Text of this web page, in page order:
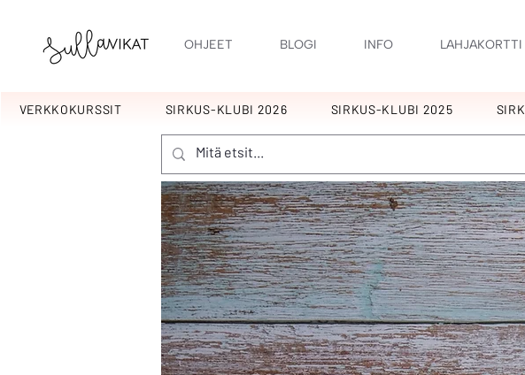
OHJEET BLOGI INFO LAHJAKORTTI
VERKKOKURSSIT SIRKUS-KLUBI 2026 SIRKUS-KLUBI 2025